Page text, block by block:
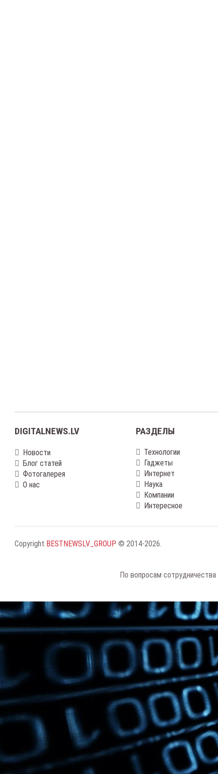
DIGITALNEWS.LV
Новости
Блог статей
Фотогалерея
О нас
РАЗДЕЛЫ
Технологии
Гаджеты
Интернет
Наука
Компании
Интересное
Copyright BESTNEWSLV_GROUP © 2014-2026.
По вопросам